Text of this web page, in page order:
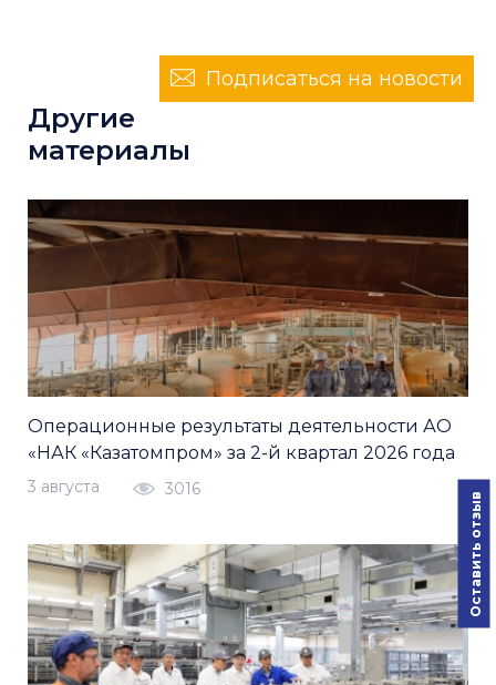
Подписаться на новости
Другие
материалы
Операционные результаты деятельности АО
«НАК «Казатомпром» за 2-й квартал 2026 года
3 августа 3016
Оставить отзыв